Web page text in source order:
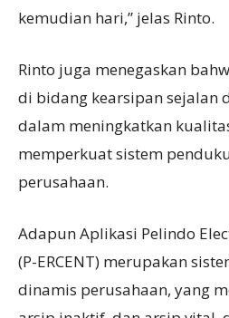
kemudian hari,” jelas Rinto.
Rinto juga menegaskan
di bidang kearsipan sejalan
dalam meningkatkan
memperkuat sistem
perusahaan.
Adapun Aplikasi Pelindo
(P-ERCENT) merupakan
dinamis perusahaan, yang